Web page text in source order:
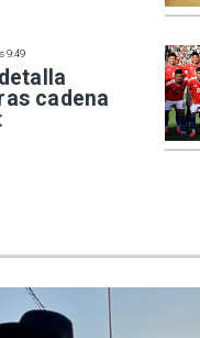
9:49
cadena